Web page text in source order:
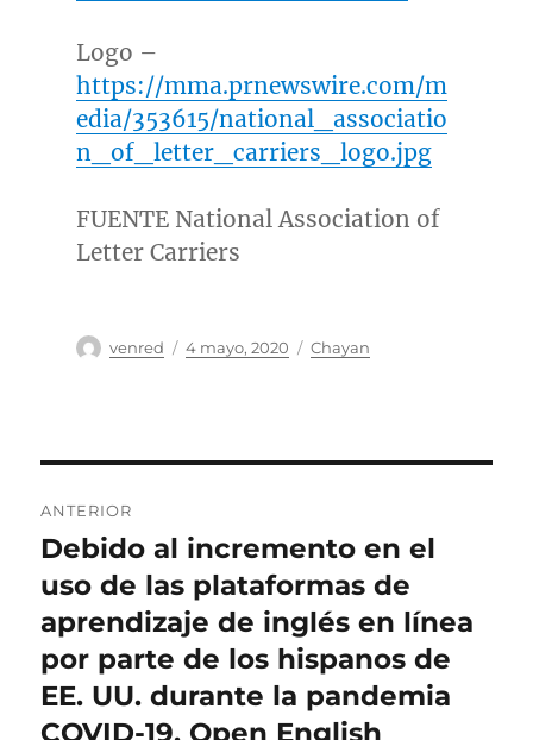
Logo –
https://mma.prnewswire.com/m
edia/353615/national_associatio
n_of_letter_carriers_logo.jpg
FUENTE National Association of
Letter Carriers
Autor
venred
Publicado
4 mayo, 2020 Categorías
Chayan
de
entradas
ANTERIOR
Entrada
anterior:
Debido al incremento en el
uso de las plataformas de
aprendizaje de inglés en línea
por parte de los hispanos de
EE. UU. durante la pandemia
COVID-19, Open English